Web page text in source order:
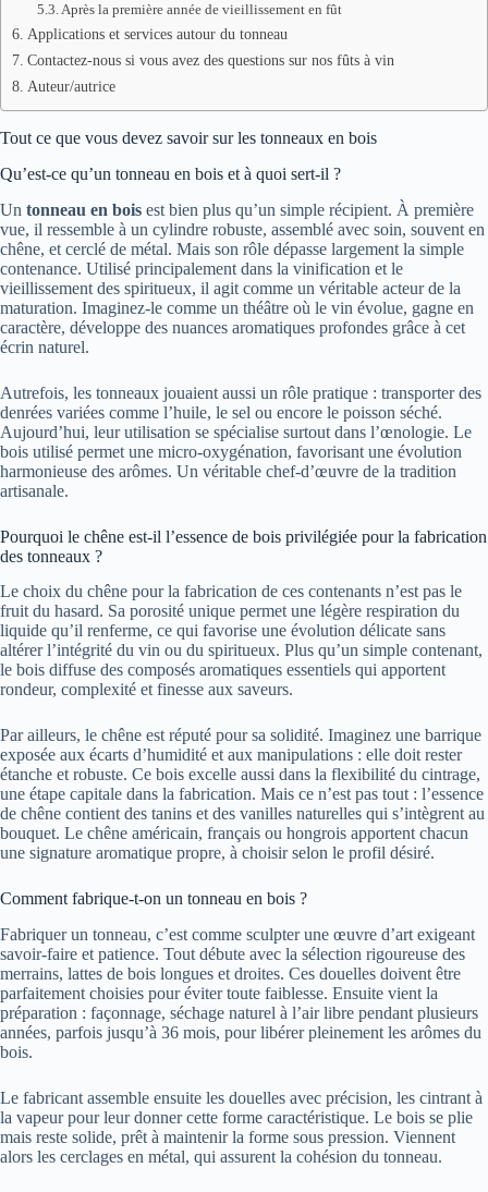
Après la première année de vieillissement en fût
Applications et services autour du tonneau
Contactez-nous si vous avez des questions sur nos fûts à vin
Auteur/autrice
Tout ce que vous devez savoir sur les tonneaux en bois
Qu’est-ce qu’un tonneau en bois et à quoi sert-il ?
Un tonneau en bois est bien plus qu’un simple récipient. À première
vue, il ressemble à un cylindre robuste, assemblé avec soin, souvent en
chêne, et cerclé de métal. Mais son rôle dépasse largement la simple
contenance. Utilisé principalement dans la vinification et le
vieillissement des spiritueux, il agit comme un véritable acteur de la
maturation. Imaginez-le comme un théâtre où le vin évolue, gagne en
caractère, développe des nuances aromatiques profondes grâce à cet
écrin naturel.
Autrefois, les tonneaux jouaient aussi un rôle pratique : transporter des
denrées variées comme l’huile, le sel ou encore le poisson séché.
Aujourd’hui, leur utilisation se spécialise surtout dans l’œnologie. Le
bois utilisé permet une micro-oxygénation, favorisant une évolution
harmonieuse des arômes. Un véritable chef-d’œuvre de la tradition
artisanale.
Pourquoi le chêne est-il l’essence de bois privilégiée pour la fabrication
des tonneaux ?
Le choix du chêne pour la fabrication de ces contenants n’est pas le
fruit du hasard. Sa porosité unique permet une légère respiration du
liquide qu’il renferme, ce qui favorise une évolution délicate sans
altérer l’intégrité du vin ou du spiritueux. Plus qu’un simple contenant,
le bois diffuse des composés aromatiques essentiels qui apportent
rondeur, complexité et finesse aux saveurs.
Par ailleurs, le chêne est réputé pour sa solidité. Imaginez une barrique
exposée aux écarts d’humidité et aux manipulations : elle doit rester
étanche et robuste. Ce bois excelle aussi dans la flexibilité du cintrage,
une étape capitale dans la fabrication. Mais ce n’est pas tout : l’essence
de chêne contient des tanins et des vanilles naturelles qui s’intègrent au
bouquet. Le chêne américain, français ou hongrois apportent chacun
une signature aromatique propre, à choisir selon le profil désiré.
Comment fabrique-t-on un tonneau en bois ?
Fabriquer un tonneau, c’est comme sculpter une œuvre d’art exigeant
savoir-faire et patience. Tout débute avec la sélection rigoureuse des
merrains, lattes de bois longues et droites. Ces douelles doivent être
parfaitement choisies pour éviter toute faiblesse. Ensuite vient la
préparation : façonnage, séchage naturel à l’air libre pendant plusieurs
années, parfois jusqu’à 36 mois, pour libérer pleinement les arômes du
bois.
Le fabricant assemble ensuite les douelles avec précision, les cintrant à
la vapeur pour leur donner cette forme caractéristique. Le bois se plie
mais reste solide, prêt à maintenir la forme sous pression. Viennent
alors les cerclages en métal, qui assurent la cohésion du tonneau.